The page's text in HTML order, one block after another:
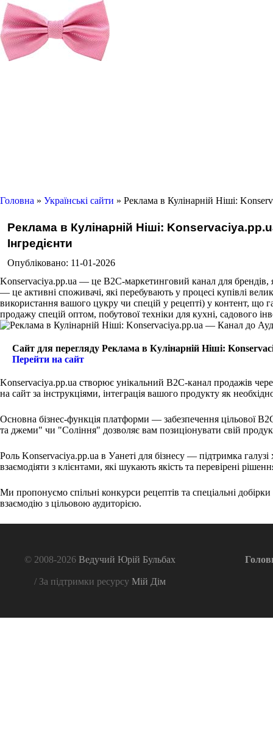
Головна » Українські сайти » Реклама в Кулінарній Ніші:
Реклама в Кулінарній Ніші:
Інгредієнти
Опубліковано: 11-01-2026
Konservaciya.pp.ua — це B2C-маркетинговий канал для брендів,
— це активні споживачі, які перебувають у процесі купівлі
використання вашого цукру чи спецій у рецепті) у контент, що
продажу спецій оптом, побутової техніки для кухні, садового
Сайт для перегляду Реклама в Кулінарній Ніші:
Перейти на сайт
Konservaciya.pp.ua створює унікальний B2C-канал продажів
на сайт за інструкціями, інтеграція вашого продукту як
Основна бізнес-функція платформи — забезпечення цільової
та джеми" чи "Соління" дозволяє вам позиціонувати свій
Роль Konservaciya.pp.ua в Уанеті для бізнесу — підтримка
взаємодіяти з клієнтами, які шукають якість та перевірені
Ми пропонуємо спільні конкурси рецептів та спеціальні
взаємодію з цільовою аудиторією.
© 2008-2026 Ведучий Юрій Бульбах
/ За підтримки ресурсу Мій Дім